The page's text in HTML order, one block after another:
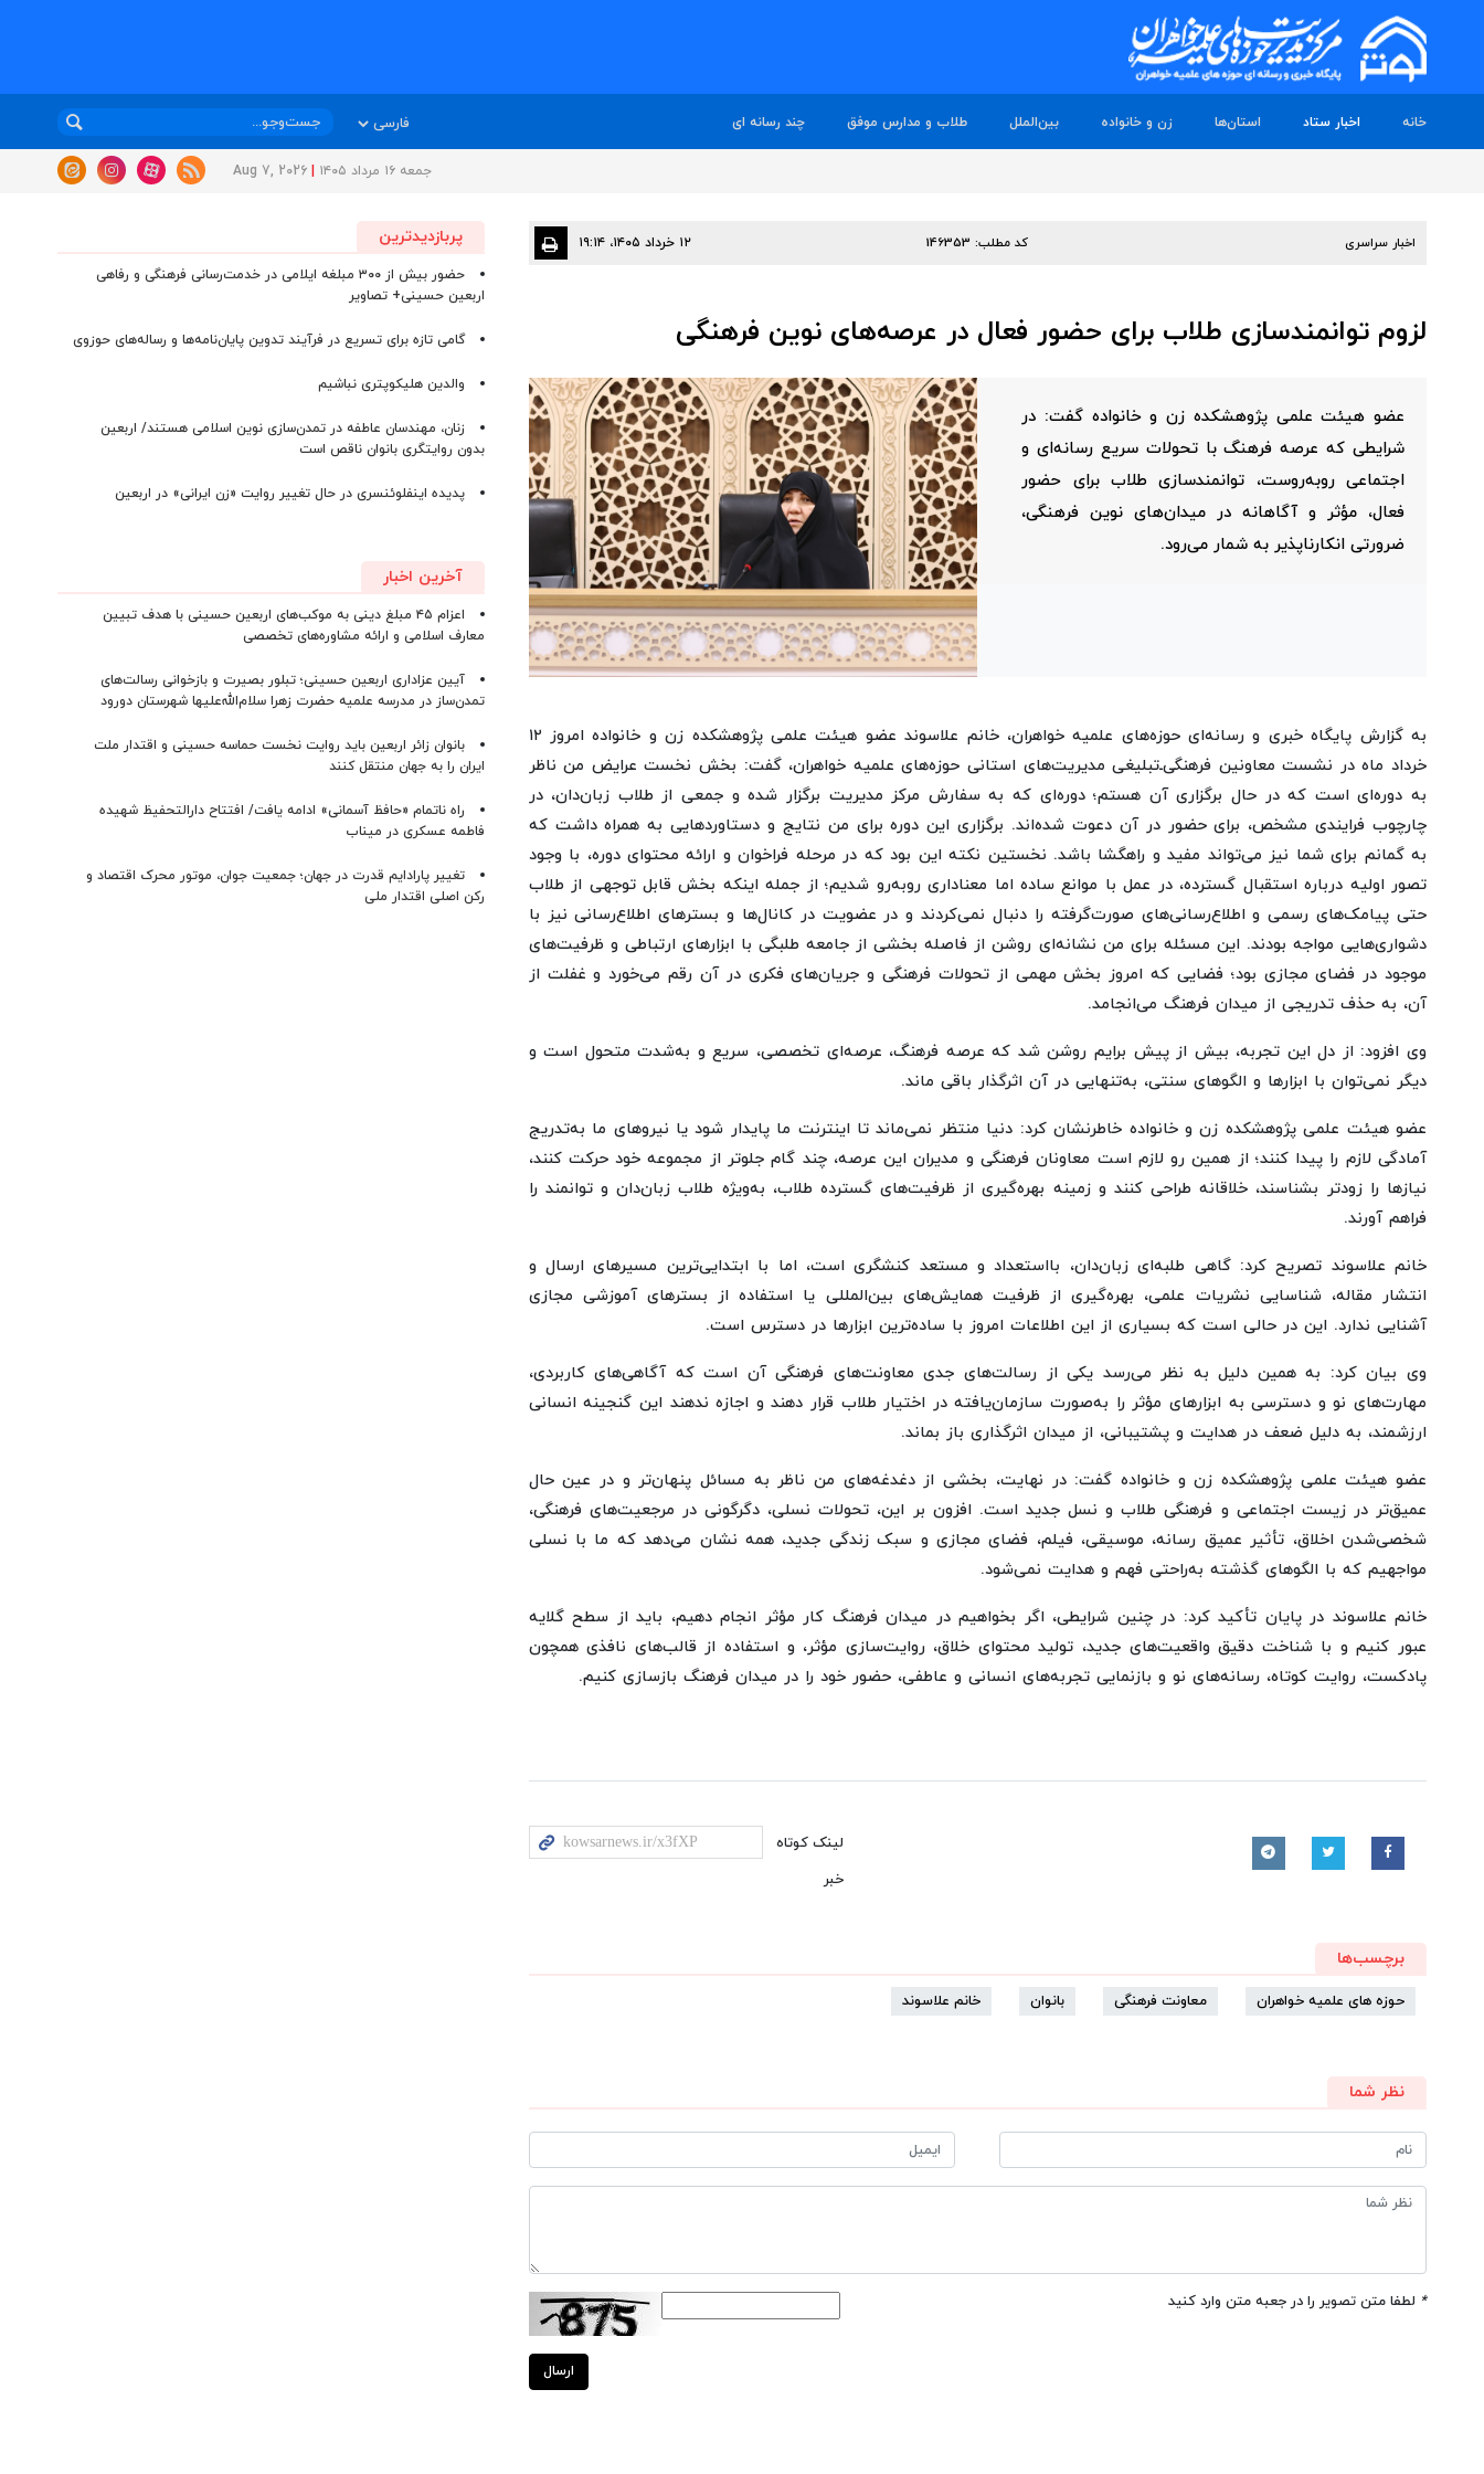
خانه اخبار ستاد استان‌ها زن و خانواده بین‌الملل طلاب و مدارس موفق چند رسانه ای
جمعه ۱۶ مرداد ۱۴۰۵ Aug 7, 2026
اخبار سراسری کد مطلب: 146353 ۱۲ خرداد ۱۴۰۵، ۱۹:۱۴
لزوم توانمندسازی طلاب برای حضور فعال در عرصه‌های نوین فرهنگی
عضو هیئت علمی پژوهشکده زن و خانواده گفت: در
شرایطی که عرصه فرهنگ با تحولات سریع رسانه‌ای و
اجتماعی روبه‌روست، توانمندسازی طلاب برای حضور
فعال، مؤثر و آگاهانه در میدان‌های نوین فرهنگی،
ضرورتی انکارناپذیر به شمار می‌رود.
به گزارش پایگاه خبری و رسانه‌ای حوزه‌های علمیه خواهران، خانم علاسوند عضو هیئت علمی پژوهشکده زن و خانواده امروز ۱۲
خرداد ماه در نشست معاونین فرهنگی‌ـ‌تبلیغی مدیریت‌های استانی حوزه‌های علمیه خواهران، گفت: بخش نخست عرایض من ناظر
به دوره‌ای است که در حال برگزاری آن هستم؛ دوره‌ای که به سفارش مرکز مدیریت برگزار شده و جمعی از طلاب زبان‌دان، در
چارچوب فرایندی مشخص، برای حضور در آن دعوت شده‌اند. برگزاری این دوره برای من نتایج و دستاوردهایی به همراه داشت که
به گمانم برای شما نیز می‌تواند مفید و راهگشا باشد. نخستین نکته این بود که در مرحله فراخوان و ارائه محتوای دوره، با وجود
تصور اولیه درباره استقبال گسترده، در عمل با موانع ساده اما معناداری روبه‌رو شدیم؛ از جمله اینکه بخش قابل توجهی از طلاب
حتی پیامک‌های رسمی و اطلاع‌رسانی‌های صورت‌گرفته را دنبال نمی‌کردند و در عضویت در کانال‌ها و بسترهای اطلاع‌رسانی نیز با
دشواری‌هایی مواجه بودند. این مسئله برای من نشانه‌ای روشن از فاصله بخشی از جامعه طلبگی با ابزارهای ارتباطی و ظرفیت‌های
موجود در فضای مجازی بود؛ فضایی که امروز بخش مهمی از تحولات فرهنگی و جریان‌های فکری در آن رقم می‌خورد و غفلت از
آن، به حذف تدریجی از میدان فرهنگ می‌انجامد.
وی افزود: از دل این تجربه، بیش از پیش برایم روشن شد که عرصه فرهنگ، عرصه‌ای تخصصی، سریع و به‌شدت متحول است و
دیگر نمی‌توان با ابزارها و الگوهای سنتی، به‌تنهایی در آن اثرگذار باقی ماند.
عضو هیئت علمی پژوهشکده زن و خانواده خاطرنشان کرد: دنیا منتظر نمی‌ماند تا اینترنت ما پایدار شود یا نیروهای ما به‌تدریج
آمادگی لازم را پیدا کنند؛ از همین رو لازم است معاونان فرهنگی و مدیران این عرصه، چند گام جلوتر از مجموعه خود حرکت کنند،
نیازها را زودتر بشناسند، خلاقانه طراحی کنند و زمینه بهره‌گیری از ظرفیت‌های گسترده طلاب، به‌ویژه طلاب زبان‌دان و توانمند را
فراهم آورند.
خانم علاسوند تصریح کرد: گاهی طلبه‌ای زبان‌دان، بااستعداد و مستعد کنشگری است، اما با ابتدایی‌ترین مسیرهای ارسال و
انتشار مقاله، شناسایی نشریات علمی، بهره‌گیری از ظرفیت همایش‌های بین‌المللی یا استفاده از بسترهای آموزشی مجازی
آشنایی ندارد. این در حالی است که بسیاری از این اطلاعات امروز با ساده‌ترین ابزارها در دسترس است.
وی بیان کرد: به همین دلیل به نظر می‌رسد یکی از رسالت‌های جدی معاونت‌های فرهنگی آن است که آگاهی‌های کاربردی،
مهارت‌های نو و دسترسی به ابزارهای مؤثر را به‌صورت سازمان‌یافته در اختیار طلاب قرار دهند و اجازه ندهند این گنجینه انسانی
ارزشمند، به دلیل ضعف در هدایت و پشتیبانی، از میدان اثرگذاری باز بماند.
عضو هیئت علمی پژوهشکده زن و خانواده گفت: در نهایت، بخشی از دغدغه‌های من ناظر به مسائل پنهان‌تر و در عین حال
عمیق‌تر در زیست اجتماعی و فرهنگی طلاب و نسل جدید است. افزون بر این، تحولات نسلی، دگرگونی در مرجعیت‌های فرهنگی،
شخصی‌شدن اخلاق، تأثیر عمیق رسانه، موسیقی، فیلم، فضای مجازی و سبک زندگی جدید، همه نشان می‌دهد که ما با نسلی
مواجهیم که با الگوهای گذشته به‌راحتی فهم و هدایت نمی‌شود.
خانم علاسوند در پایان تأکید کرد: در چنین شرایطی، اگر بخواهیم در میدان فرهنگ کار مؤثر انجام دهیم، باید از سطح گلایه
عبور کنیم و با شناخت دقیق واقعیت‌های جدید، تولید محتوای خلاق، روایت‌سازی مؤثر، و استفاده از قالب‌های نافذی همچون
پادکست، روایت کوتاه، رسانه‌های نو و بازنمایی تجربه‌های انسانی و عاطفی، حضور خود را در میدان فرهنگ بازسازی کنیم.
لینک کوتاه
خبر
برچسب‌ها
حوزه های علمیه خواهران معاونت فرهنگی بانوان خانم علاسوند
نظر شما
* لطفا متن تصویر را در جعبه متن وارد کنید
ارسال
پربازدیدترین
حضور بیش از ۳۰۰ مبلغه ایلامی در خدمت‌رسانی فرهنگی و رفاهی
اربعین حسینی+ تصاویر
گامی تازه برای تسریع در فرآیند تدوین پایان‌نامه‌ها و رساله‌های حوزوی
والدین هلیکوپتری نباشیم
زنان، مهندسان عاطفه در تمدن‌سازی نوین اسلامی هستند/ اربعین
بدون روایتگری بانوان ناقص است
پدیده اینفلوئنسری در حال تغییر روایت «زن ایرانی» در اربعین
آخرین اخبار
اعزام ۴۵ مبلغ دینی به موکب‌های اربعین حسینی با هدف تبیین
معارف اسلامی و ارائه مشاوره‌های تخصصی
آیین عزاداری اربعین حسینی؛ تبلور بصیرت و بازخوانی رسالت‌های
تمدن‌ساز در مدرسه علمیه حضرت زهرا سلام‌الله‌علیها شهرستان دورود
بانوان زائر اربعین باید روایت نخست حماسه حسینی و اقتدار ملت
ایران را به جهان منتقل کنند
راه ناتمام «حافظ آسمانی» ادامه یافت/ افتتاح دارالتحفیظ شهیده
فاطمه عسکری در میناب
تغییر پارادایم قدرت در جهان؛ جمعیت جوان، موتور محرک اقتصاد و
رکن اصلی اقتدار ملی